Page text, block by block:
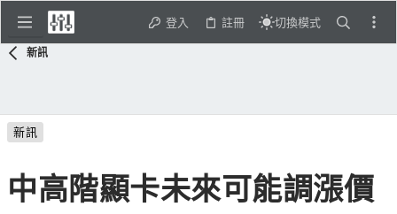
登入 註冊 切換模式
新訊
新訊
中高階顯卡未來可能調漲價